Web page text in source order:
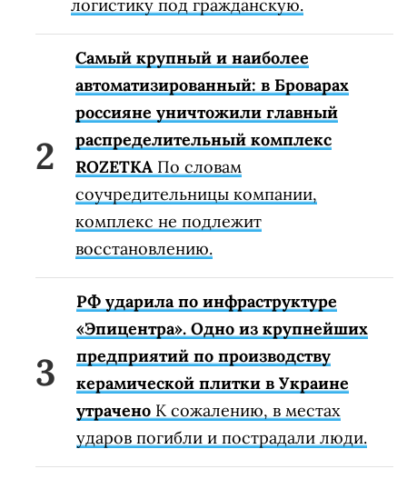
логистику под гражданскую.
Самый крупный и наиболее
автоматизированный: в Броварах
россияне уничтожили главный
распределительный комплекс
ROZETKA По словам
соучредительницы компании,
комплекс не подлежит
восстановлению.
РФ ударила по инфраструктуре
«Эпицентра». Одно из крупнейших
предприятий по производству
керамической плитки в Украине
утрачено К сожалению, в местах
ударов погибли и пострадали люди.